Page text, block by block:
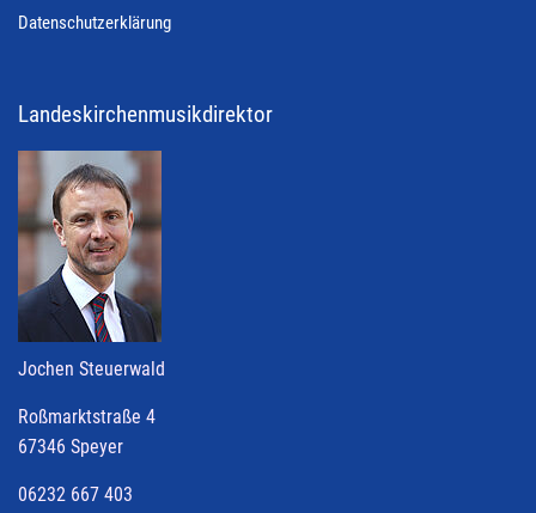
Datenschutzerklärung
Landeskirchenmusikdirektor
Jochen Steuerwald
Roßmarktstraße 4
67346 Speyer
06232 667 403